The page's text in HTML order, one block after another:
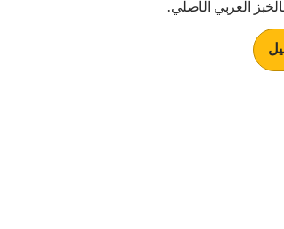
العربي الأصلي.